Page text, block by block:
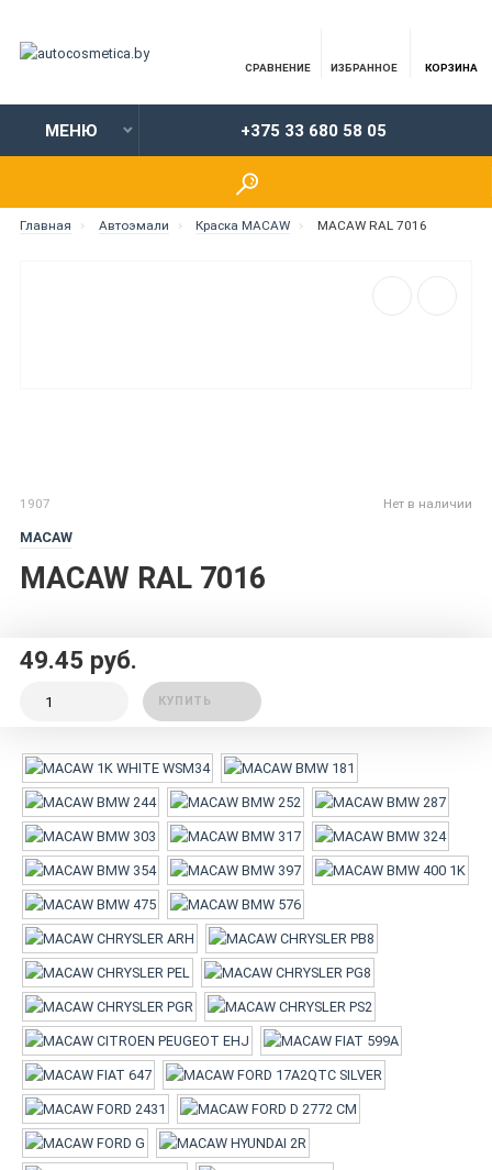
СРАВНЕНИЕ ИЗБРАННОЕ КОРЗИНА
МЕНЮ +375 33 680 58 05
Главная Автоэмали Краска MACAW MACAW RAL 7016
1907
MACAW
MACAW RAL 7016
Нет в наличии
49.45 руб.
КУПИТЬ